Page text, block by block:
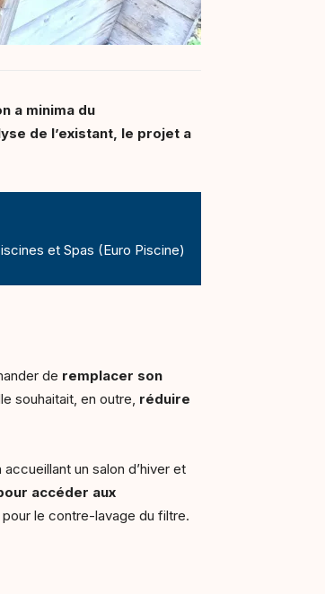
a minima du
de l’existant, le projet a
et Spas (Euro Piscine)
de remplacer son
souhaitait, en outre, réduire
un salon d’hiver et
accéder aux
le contre-lavage du filtre.